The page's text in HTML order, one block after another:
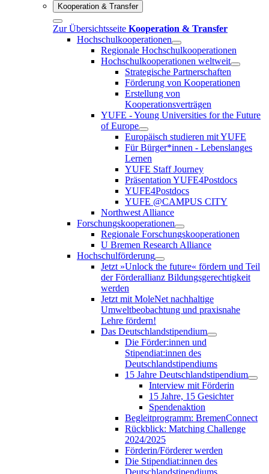
Kooperation & Transfer
Zur Übersichtsseite Kooperation & Transfer
Hochschulkooperationen
Regionale Hochschulkooperationen
Hochschulkooperationen weltweit
Strategische Partnerschaften
Förderung von Kooperationen
Erstellung von
Kooperationsverträgen
YUFE - Young Universities for the Future
of Europe
Europäisch studieren mit YUFE
Für Bürger*innen - Lebenslanges
Lernen
YUFE Staff Journey
Präsentation YUFE4Postdocs
YUFE4Postdocs
YUFE @CAMPUS CITY
Northwest Alliance
Forschungskooperationen
Regionale Forschungskooperationen
U Bremen Research Alliance
Hochschulförderung
Jetzt »Unlock the future« fördern und Teil
der Förderallianz Bildungsgerechtigkeit
werden
Jetzt mit MoleNet nachhaltige
Umweltbeobachtung und praxisnahe
Lehre fördern!
Das Deutschlandstipendium
Die Förder:innen und
Stipendiat:innen des
Deutschlandstipendiums
15 Jahre Deutschlandstipendium
Interview mit Förderin
15 Jahre, 15 Gesichter
Spendenaktion
Begleitprogramm: BremenConnect
Rückblick: Matching Challenge
2024/2025
Förderin/Förderer werden
Die Stipendiat:innen des
Deutschlandstipendiums